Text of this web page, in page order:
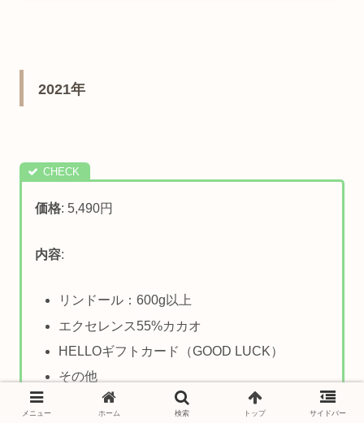
2021年
価格: 5,490円
内容:
リンドール：600g以上
エクセレンス55%カカオ
HELLOギフトカード（GOOD LUCK）
その他
メニュー ホーム 検索 トップ サイドバー